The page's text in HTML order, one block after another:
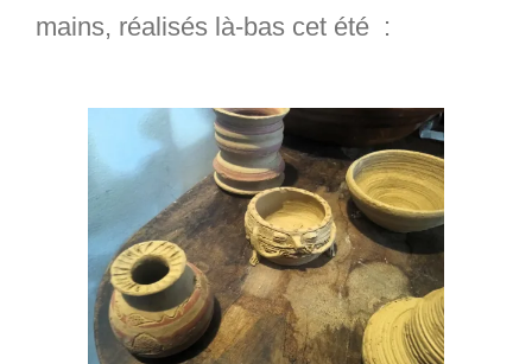
mains, réalisés là-bas cet été :